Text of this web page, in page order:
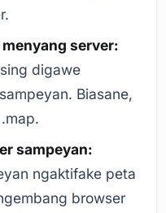
server:
digawe
Biasane,
sampeyan:
ngaktifake peta
browser